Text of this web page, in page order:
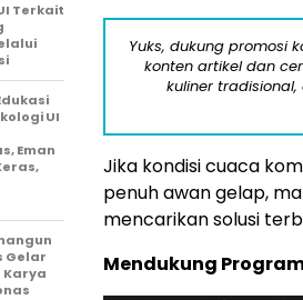
Yuks, dukung promosi
konten artikel dan
kuliner
Jika kondisi cuaca
penuh awan gelap,
mencarikan solusi
Mendukung
Terkait
UI
Eman
Gelar
Karya